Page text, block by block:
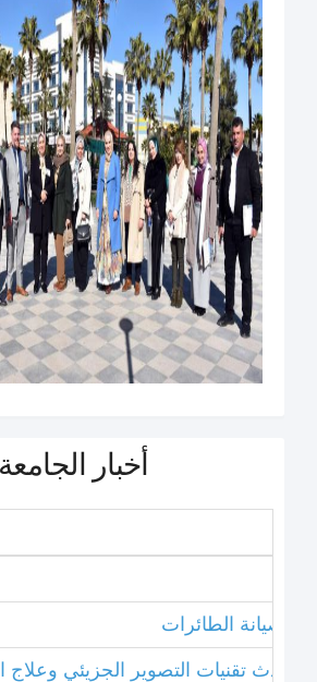
أخبار الجامعة
صيانة الطائرات
أحدث تقنيات التصوير الجزيئي